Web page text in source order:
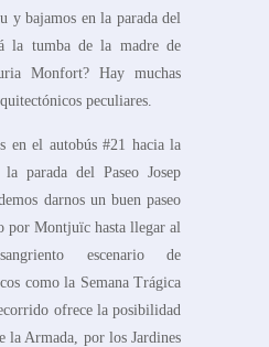
y bajamos en la parada del
la tumba de la madre de
Monfort? Hay muchas
peculiares.
en el autobús #21 hacia la
parada del Paseo Josep
darnos un buen paseo
por Montjuïc hasta llegar al
escenario de
como la Semana Trágica
ofrece la posibilidad
la Armada, por los Jardines